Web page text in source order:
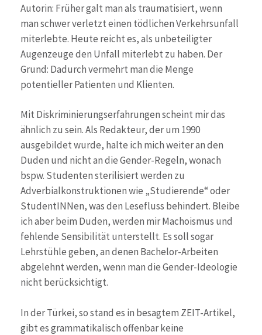
Autorin: Früher galt man als traumatisiert, wenn
man schwer verletzt einen tödlichen Verkehrsunfall
miterlebte. Heute reicht es, als unbeteiligter
Augenzeuge den Unfall miterlebt zu haben. Der
Grund: Dadurch vermehrt man die Menge
potentieller Patienten und Klienten.
Mit Diskriminierungserfahrungen scheint mir das
ähnlich zu sein. Als Redakteur, der um 1990
ausgebildet wurde, halte ich mich weiter an den
Duden und nicht an die Gender-Regeln, wonach
bspw. Studenten sterilisiert werden zu
Adverbialkonstruktionen wie „Studierende“ oder
StudentINNen, was den Lesefluss behindert. Bleibe
ich aber beim Duden, werden mir Machoismus und
fehlende Sensibilität unterstellt. Es soll sogar
Lehrstühle geben, an denen Bachelor-Arbeiten
abgelehnt werden, wenn man die Gender-Ideologie
nicht berücksichtigt.
In der Türkei, so stand es in besagtem ZEIT-Artikel,
gibt es grammatikalisch offenbar keine